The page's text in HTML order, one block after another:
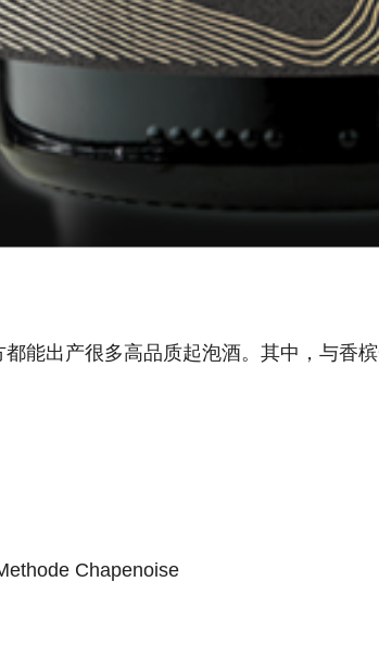
能出产很多高品质起泡酒。其中，与香
Chapenoise